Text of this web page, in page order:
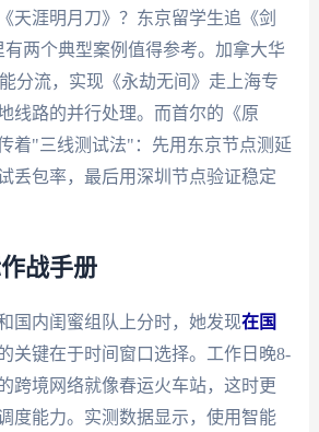
天涯明月刀》？东京留学生追《剑
有两个典型案例值得参考。加拿大华
分流，实现《永劫无间》走上海专
线路的并行处理。而首尔的《原
着"三线测试法"：先用东京节点测延
丢包率，最后用深圳节点验证稳定
战手册
国内闺蜜组队上分时，她发现在国
关键在于时间窗口选择。工作日晚8-
跨境网络就像春运火车站，这时更
度能力。实测数据显示，使用智能